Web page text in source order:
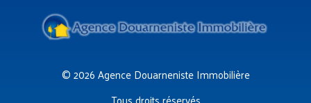
© 2026 Agence Douarneniste Immobilière